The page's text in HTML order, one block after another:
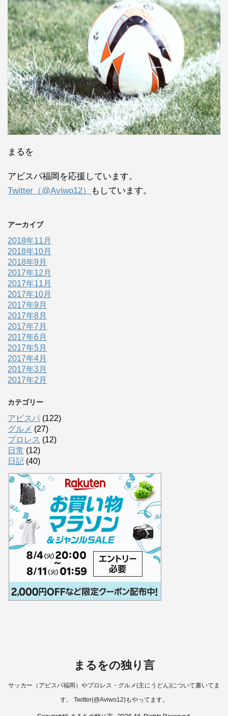
まるを
アビスパ福岡を応援しています。
Twitter（@Aviwo12）
もしています。
アーカイブ
2018年11月
2018年10月
2018年9月
2017年12月
2017年11月
2017年10月
2017年9月
2017年8月
2017年7月
2017年6月
2017年5月
2017年4月
2017年3月
2017年2月
カテゴリー
アビスパ (122)
グルメ (27)
プロレス (12)
日常 (12)
日記 (40)
まるをの独り言
サッカー（アビスパ福岡）やプロレス・グルメ(主にうどん)について書いてま
す。 Twitter(@Aviwo12)もやってます。